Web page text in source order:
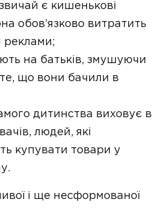
є кишенькові
обов’язково витратить
реклами;
на батьків, змушуючи
те, що вони бачили в
дитинства виховує в
людей, які
купувати товари у
і ще несформованої